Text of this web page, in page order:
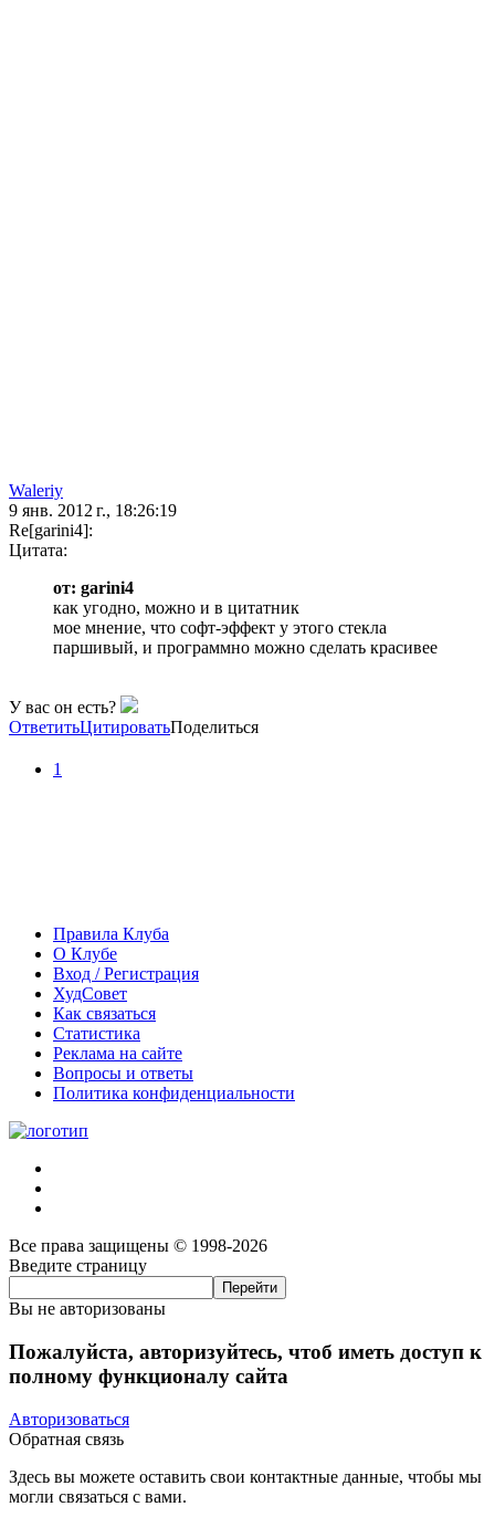
Waleriy
9 янв. 2012 г., 18:26:19
Re[garini4]:
Цитата:
от: garini4
как угодно, можно и в цитатник
мое мнение, что софт-эффект у этого стекла
паршивый, и программно можно сделать красивее
У вас он есть?
ОтветитьЦитироватьПоделиться
1
Правила Клуба
О Клубе
Вход / Регистрация
ХудСовет
Как связаться
Статистика
Реклама на сайте
Вопросы и ответы
Политика конфиденциальности
Все права защищены © 1998-2026
Введите страницу
Вы не авторизованы
Пожалуйста, авторизуйтесь, чтоб иметь доступ к
полному функционалу сайта
Авторизоваться
Обратная связь
Здесь вы можете оставить свои контактные данные, чтобы мы
могли связаться с вами.